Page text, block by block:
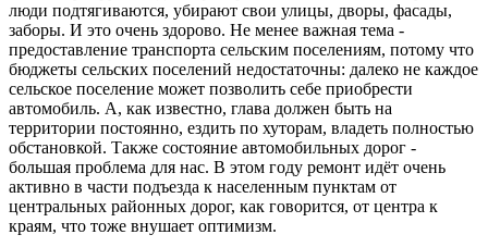
люди подтягиваются, убирают свои улицы, дворы, фасады,
заборы. И это очень здорово. Не менее важная тема -
предоставление транспорта сельским поселениям, потому что
бюджеты сельских поселений недостаточны: далеко не каждое
сельское поселение может позволить себе приобрести
автомобиль. А, как известно, глава должен быть на
территории постоянно, ездить по хуторам, владеть полностью
обстановкой. Также состояние автомобильных дорог -
большая проблема для нас. В этом году ремонт идёт очень
активно в части подъезда к населенным пунктам от
центральных районных дорог, как говорится, от центра к
краям, что тоже внушает оптимизм.